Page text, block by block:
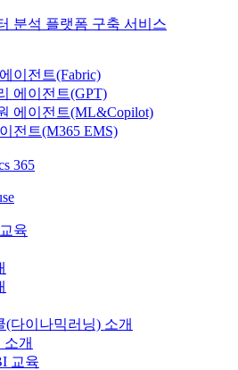
분석 플랫폼 구축 서비스
이전트(Fabric)
에이전트(GPT)
에이전트(ML&Copilot)
전트(M365 EMS)
365
육
(다이나믹러닝) 소개
소개
교육